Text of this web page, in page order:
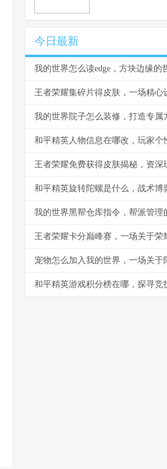
今日最新
我的世界怎么读edge，方块边缘的
王者荣耀集碎片得皮肤，一场精心
我的世界院子怎么装修，打造专属
和平精英人物信息在哪改，玩家个
王者荣耀免费获得皮肤揭秘，资深
宠物怎么加入我的世界，一场关于
和平精英游戏积分榜在哪，探寻竞